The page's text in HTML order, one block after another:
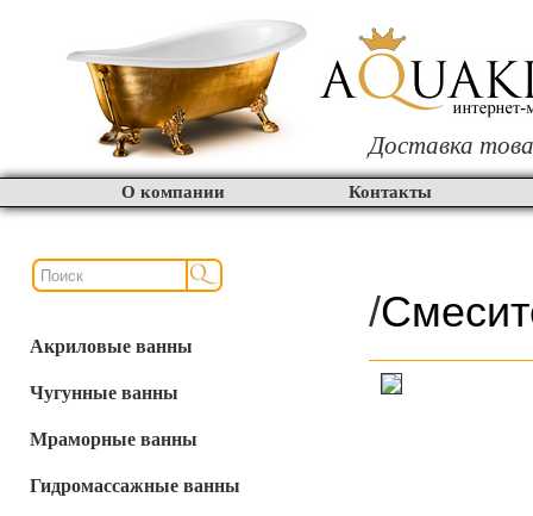
Доставка
О компании Контакты
Акриловые ванны
Чугунные ванны
Мраморные ванны
Гидромассажные ванны
/